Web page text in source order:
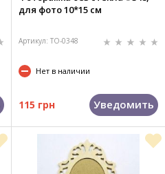
для фото 10*15 см
Артикул: TO-0348
Нет в наличии
115 грн Уведомить